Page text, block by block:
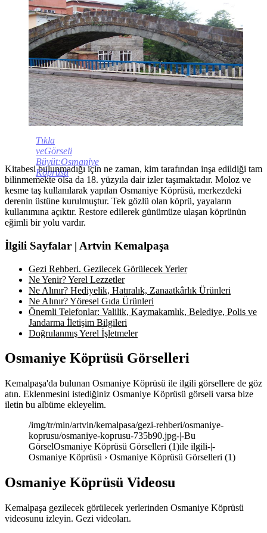
Tıkla
veGörseli
Büyüt:Osmaniye
Köprüsü
Kitabesi bulunmadığı için ne zaman, kim tarafından inşa edildiği tam
bilinmemekte olsa da 18. yüzyıla dair izler taşımaktadır. Moloz ve
kesme taş kullanılarak yapılan Osmaniye Köprüsü, merkezdeki
derenin üstüne kurulmuştur. Tek gözlü olan köprü, yayaların
kullanımına açıktır. Restore edilerek günümüze ulaşan köprünün
eğimli bir yolu vardır.
İlgili Sayfalar | Artvin Kemalpaşa
Gezi Rehberi. Gezilecek Görülecek Yerler
Ne Yenir? Yerel Lezzetler
Ne Alınır? Hediyelik, Hatıralık, Zanaatkârlık Ürünleri
Ne Alınır? Yöresel Gıda Ürünleri
Önemli Telefonlar: Valilik, Kaymakamlık, Belediye, Polis ve
Jandarma İletişim Bilgileri
Doğrulanmış Yerel İşletmeler
Osmaniye Köprüsü Görselleri
Kemalpaşa'da bulunan Osmaniye Köprüsü ile ilgili görsellere de göz
atın. Eklenmesini istediğiniz Osmaniye Köprüsü görseli varsa bize
iletin bu albüme ekleyelim.
/img/tr/min/artvin/kemalpasa/gezi-rehberi/osmaniye-
koprusu/osmaniye-koprusu-735b90.jpg-|-Bu
GörselOsmaniye Köprüsü Görselleri (1)ile ilgili-|-
Osmaniye Köprüsü › Osmaniye Köprüsü Görselleri (1)
Osmaniye Köprüsü Videosu
Kemalpaşa gezilecek görülecek yerlerinden Osmaniye Köprüsü
videosunu izleyin. Gezi videoları.